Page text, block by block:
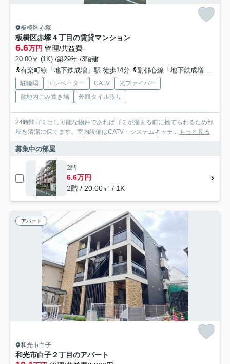
板橋区赤塚
板橋区赤塚４丁目の賃貸マンション
6.6万円 管理/共益費-
20.00㎡ (1K) /築29年 /3階建
有楽町線「地下鉄成増」駅 徒歩14分
副都心線「地下鉄成増」駅 徒歩14分
駐輪場 エレベーター CATV
光ファイバー
敷地内ごみ置き場
外観タイル張り
24時間ゴミ出し可能な物件であればゴミが溜まる前に捨てられるため部
屋を清潔に保てます。室内設備はCATV・システムキッチ... もっと見る
募集中の部屋
2階
6.6万円
2階 / 20.00㎡ / 1K
アパート
和光市白子
和光市白子２丁目のアパート